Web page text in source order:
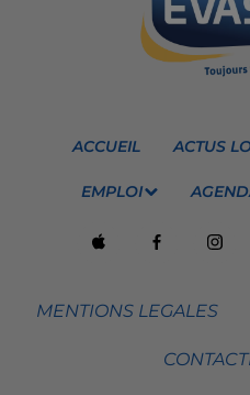
ACCUEIL ACTUS
EMPLOI
MENTIONS LEGALES